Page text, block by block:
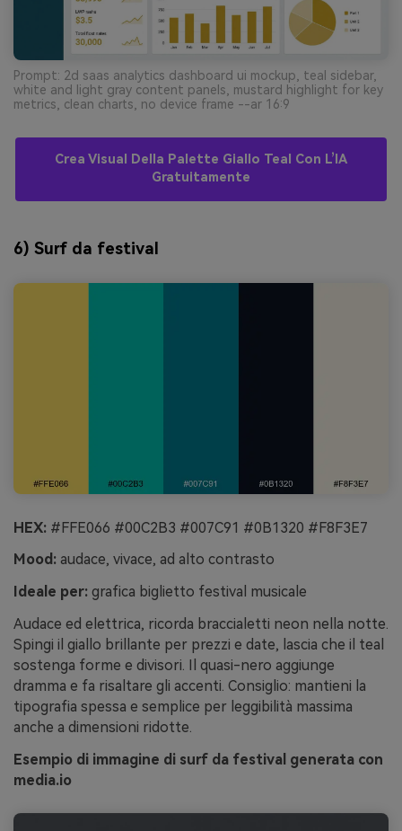
Prompt: 2d saas analytics dashboard ui mockup, teal sidebar,
white and light gray content panels, mustard highlight for key
metrics, clean charts, no device frame --ar 16:9
Crea Visual Della Palette Giallo Teal Con L’IA
Gratuitamente
6) Surf da festival
HEX: #FFE066 #00C2B3 #007C91 #0B1320 #F8F3E7
Mood: audace, vivace, ad alto contrasto
Ideale per: grafica biglietto festival musicale
Audace ed elettrica, ricorda braccialetti neon nella notte.
Spingi il giallo brillante per prezzi e date, lascia che il teal
sostenga forme e divisori. Il quasi-nero aggiunge
dramma e fa risaltare gli accenti. Consiglio: mantieni la
tipografia spessa e semplice per leggibilità massima
anche a dimensioni ridotte.
Esempio di immagine di surf da festival generata con
media.io